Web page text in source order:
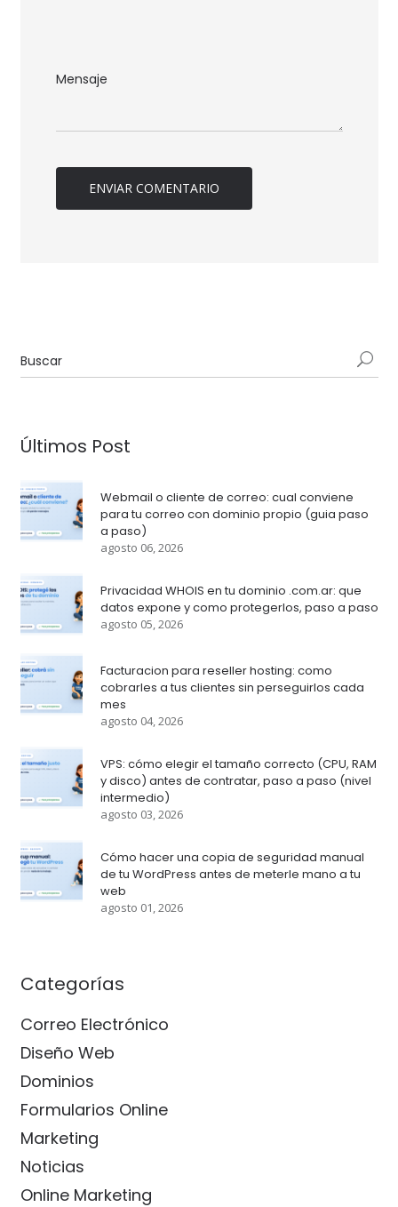
Últimos Post
Webmail o cliente de correo: cual conviene
para tu correo con dominio propio (guia paso
a paso)
agosto 06, 2026
Privacidad WHOIS en tu dominio .com.ar: que
datos expone y como protegerlos, paso a paso
agosto 05, 2026
Facturacion para reseller hosting: como
cobrarles a tus clientes sin perseguirlos cada
mes
agosto 04, 2026
VPS: cómo elegir el tamaño correcto (CPU, RAM
y disco) antes de contratar, paso a paso (nivel
intermedio)
agosto 03, 2026
Cómo hacer una copia de seguridad manual
de tu WordPress antes de meterle mano a tu
web
agosto 01, 2026
Categorías
Correo Electrónico
Diseño Web
Dominios
Formularios Online
Marketing
Noticias
Online Marketing